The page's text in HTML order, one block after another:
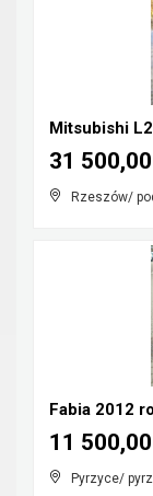
Mitsubishi
Rzeszów/
31 500,00
Fabia 2012
Pyrzyce/
11 500,00